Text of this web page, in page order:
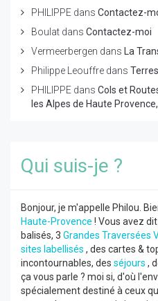
PHILIPPE dans Contactez-
Boulat dans Contactez-moi
Vermeerbergen dans La
Philippe Leouffre dans
PHILIPPE dans Cols et
les Alpes de Haute
Qui suis-je ?
Bonjour, je m'appelle Philou.
Haute-Provence ! Vous avez
balisés, 3 Grandes Traversées
sites labellisés , des cartes &
incontournables, des séjours ,
ça vous parle ? moi si, d'où
spécialement destiné à ceux